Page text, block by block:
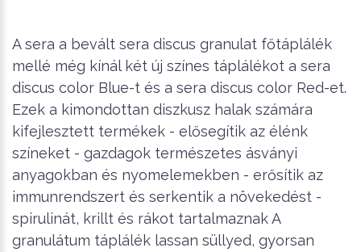
A sera a bevált sera discus granulat főtáplálék
mellé még kínál két új színes táplálékot a sera
discus color Blue-t és a sera discus color Red-et.
Ezek a kimondottan diszkusz halak számára
kifejlesztett termékek - elősegítik az élénk
színeket - gazdagok természetes ásványi
anyagokban és nyomelemekben - erősítik az
immunrendszert és serkentik a növekedést -
spirulinát, krillt és rákot tartalmaznak A
granulátum táplálék lassan süllyed, gyorsan